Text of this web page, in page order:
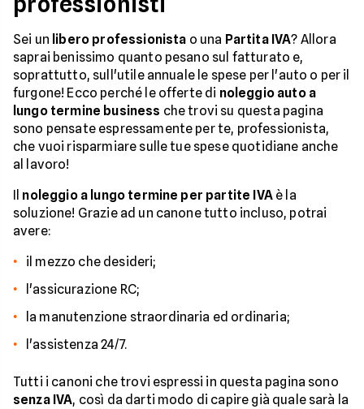
Sei un libero professionista o una Partita IVA? Allora
saprai benissimo quanto pesano sul fatturato e,
soprattutto, sull'utile annuale le spese per l'auto o per il
furgone! Ecco perché le offerte di noleggio auto a
lungo termine business che trovi su questa pagina
sono pensate espressamente per te, professionista,
che vuoi risparmiare sulle tue spese quotidiane anche
al lavoro!
Il noleggio a lungo termine per partite IVAè la
soluzione! Grazie ad un canone tutto incluso, potrai
avere:
il mezzo che desideri;
l'assicurazione RC;
la manutenzione straordinaria ed ordinaria;
l'assistenza 24/7.
Tutti i canoni che trovi espressi in questa pagina sono
senza IVA, così da darti modo di capire già quale sarà la